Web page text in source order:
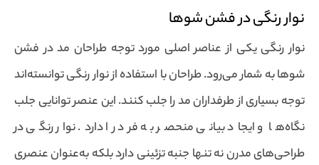
نوار رنگی در فشن شوها
نوار رنگی یکی از عناصر اصلی مورد توجه طراحان مد در فشن
شوها به شمار می‌رود. طراحان با استفاده از نوار رنگی توانسته‌اند
توجه بسیاری از طرفداران مد را جلب کنند. این عنصر توانایی جلب
نگاه‌ها و ایجاد بیانی منحصر به فرد را دارد. نوار رنگی در
طراحی‌های مدرن نه تنها جنبه تزئینی دارد بلکه به‌عنوان عنصری